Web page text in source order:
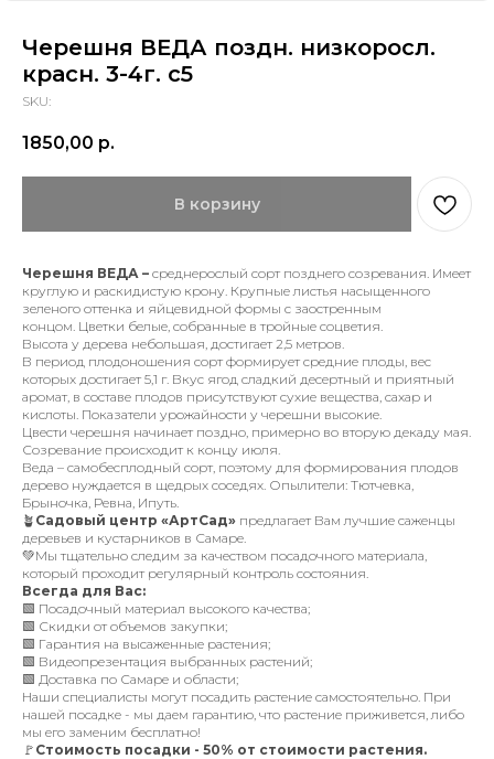
Черешня ВЕДА поздн. низкоросл.
красн. 3-4г. с5
SKU:
1850,00 р.
В корзину
Черешня ВЕДА – среднерослый сорт позднего созревания. Имеет
круглую и раскидистую крону. Крупные листья насыщенного
зеленого оттенка и яйцевидной формы с заостренным
концом. Цветки белые, собранные в тройные соцветия.
Высота у дерева небольшая, достигает 2,5 метров.
В период плодоношения сорт формирует средние плоды, вес
которых достигает 5,1 г. Вкус ягод сладкий десертный и приятный
аромат, в составе плодов присутствуют сухие вещества, сахар и
кислоты. Показатели урожайности у черешни высокие.
Цвести черешня начинает поздно, примерно во вторую декаду мая.
Созревание происходит к концу июля.
Веда – самобесплодный сорт, поэтому для формирования плодов
дерево нуждается в щедрых соседях. Опылители: Тютчевка,
Брыночка, Ревна, Ипуть.
🪴 Садовый центр «АртСад» предлагает Вам лучшие саженцы
деревьев и кустарников в Самаре.
💚Мы тщательно следим за качеством посадочного материала,
который проходит регулярный контроль состояния.
Всегда для Вас:
🟩 Посадочный материал высокого качества;
🟩 Скидки от объемов закупки;
🟩 Гарантия на высаженные растения;
🟩 Видеопрезентация выбранных растений;
🟩 Доставка по Самаре и области;
Наши специалисты могут посадить растение самостоятельно. При
нашей посадке - мы даем гарантию, что растение приживется, либо
мы его заменим бесплатно!
🚩 Стоимость посадки - 50% от стоимости растения.